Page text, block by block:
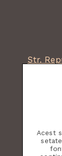
Str.
Acest
Acest